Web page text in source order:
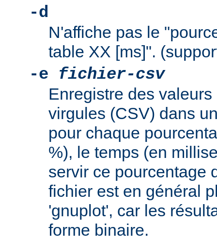
-d
N'affiche pas le
table XX [ms]".
-e fichier-csv
Enregistre des
virgules (CSV) dans
pour chaque
%), le temps (en
servir ce pourcentage
fichier est en général
'gnuplot', car les
forme binaire.